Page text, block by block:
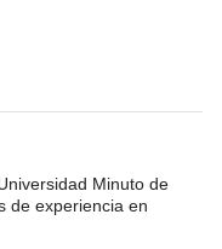
Minuto de
de experiencia en